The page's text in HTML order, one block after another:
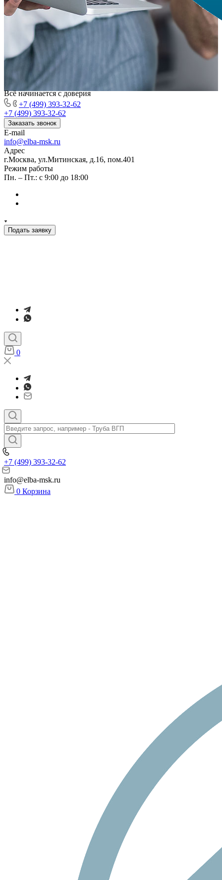
Всё начинается с доверия
+7 (499) 393-32-62
+7 (499) 393-32-62
Заказать звонок
E-mail
info@elba-msk.ru
Адрес
г.Москва, ул.Митинская, д.16, пом.401
Режим работы
Пн. – Пт.: с 9:00 до 18:00
Подать заявку
0
+7 (499) 393-32-62
info@elba-msk.ru
0 Корзина